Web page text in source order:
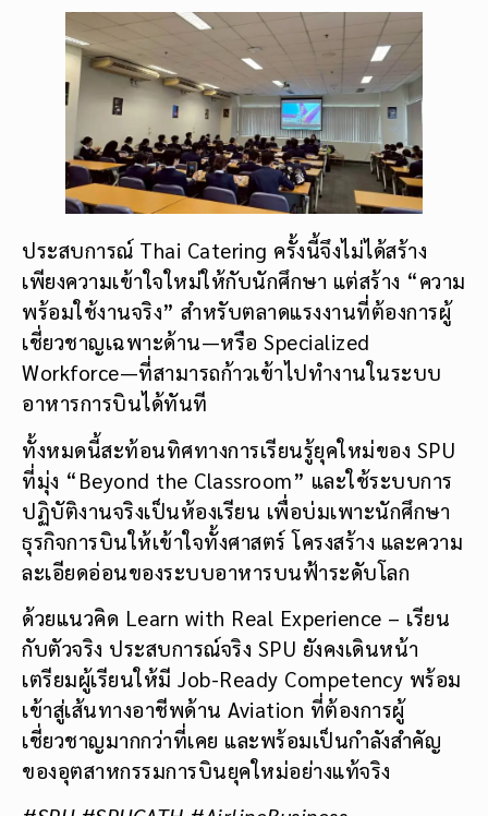
ประสบการณ์ Thai Catering ครั้งนี้จึงไม่ได้สร้าง
เพียงความเข้าใจใหม่ให้กับนักศึกษา แต่สร้าง “ความ
พร้อมใช้งานจริง” สำหรับตลาดแรงงานที่ต้องการผู้
เชี่ยวชาญเฉพาะด้าน—หรือ Specialized
Workforce—ที่สามารถก้าวเข้าไปทำงานในระบบ
อาหารการบินได้ทันที
ทั้งหมดนี้สะท้อนทิศทางการเรียนรู้ยุคใหม่ของ SPU
ที่มุ่ง “Beyond the Classroom” และใช้ระบบการ
ปฏิบัติงานจริงเป็นห้องเรียน เพื่อบ่มเพาะนักศึกษา
ธุรกิจการบินให้เข้าใจทั้งศาสตร์ โครงสร้าง และความ
ละเอียดอ่อนของระบบอาหารบนฟ้าระดับโลก
ด้วยแนวคิด Learn with Real Experience – เรียน
กับตัวจริง ประสบการณ์จริง SPU ยังคงเดินหน้า
เตรียมผู้เรียนให้มี Job-Ready Competency พร้อม
เข้าสู่เส้นทางอาชีพด้าน Aviation ที่ต้องการผู้
เชี่ยวชาญมากกว่าที่เคย และพร้อมเป็นกำลังสำคัญ
ของอุตสาหกรรมการบินยุคใหม่อย่างแท้จริง